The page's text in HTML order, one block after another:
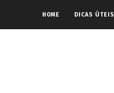
HOME DICAS ÚTEIS